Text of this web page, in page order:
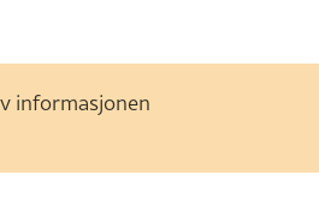
informasjonen